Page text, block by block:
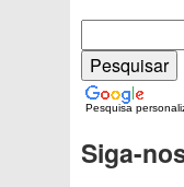
Pesquisa
Siga-